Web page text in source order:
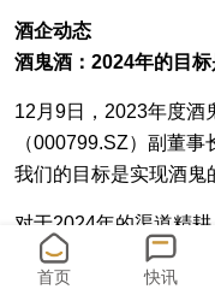
酒企动态
酒鬼酒：2024年的目
12月9日，2023年度酒
（000799.SZ）副董
我们的目标是实现酒鬼
对于2024年的渠道精
了“4321”策略：“43”
利”三大目标，遵循“品
首页 快讯